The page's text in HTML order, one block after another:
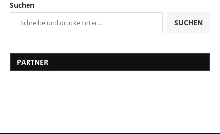
Suchen
SUCHEN
PARTNER